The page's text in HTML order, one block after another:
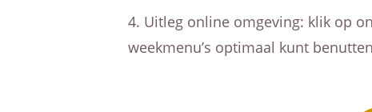
Uitleg online omgeving: klik op
weekmenu’s optimaal kunt